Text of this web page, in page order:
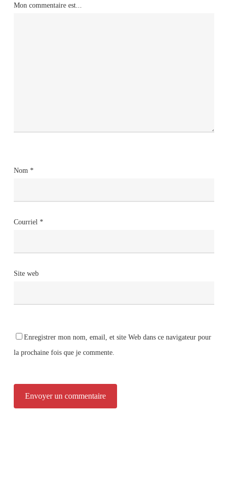
Mon commentaire est...
Nom *
Courriel *
Site web
Enregistrer mon nom, email, et site Web dans ce navigateur pour
la prochaine fois que je commente.